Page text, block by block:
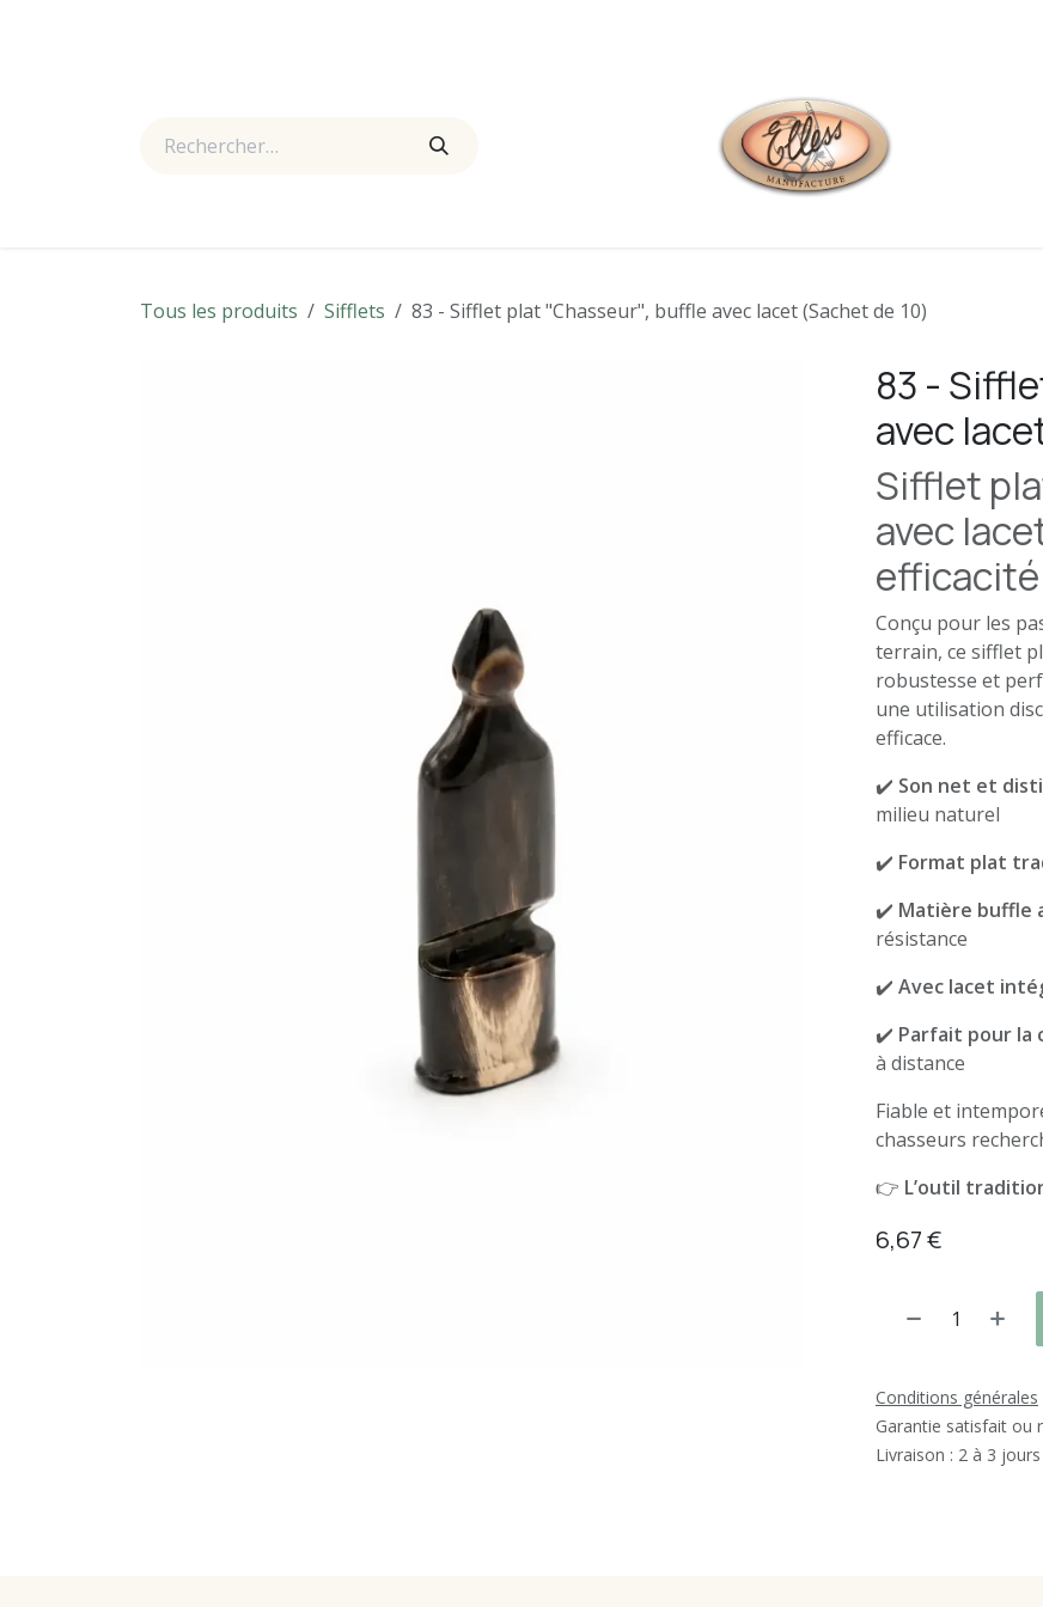
Tous les produits Sifflets 83 - Sifflet plat "Chasseur", buffle avec lacet (Sachet de 10)
83 -
avec
Sifflet
avec
efficacité
Conçu pour les
terrain, ce sifflet
robustesse et
une utilisation
efficace.
✔️ Son net et
milieu naturel
✔️ Format plat
✔️ Matière buffle
résistance
✔️ Avec lacet
✔️ Parfait pour la
à distance
Fiable et
chasseurs
👉 L’outil
6,67€
Conditions générales
Garantie satisfait ou
Livraison : 2 à 3